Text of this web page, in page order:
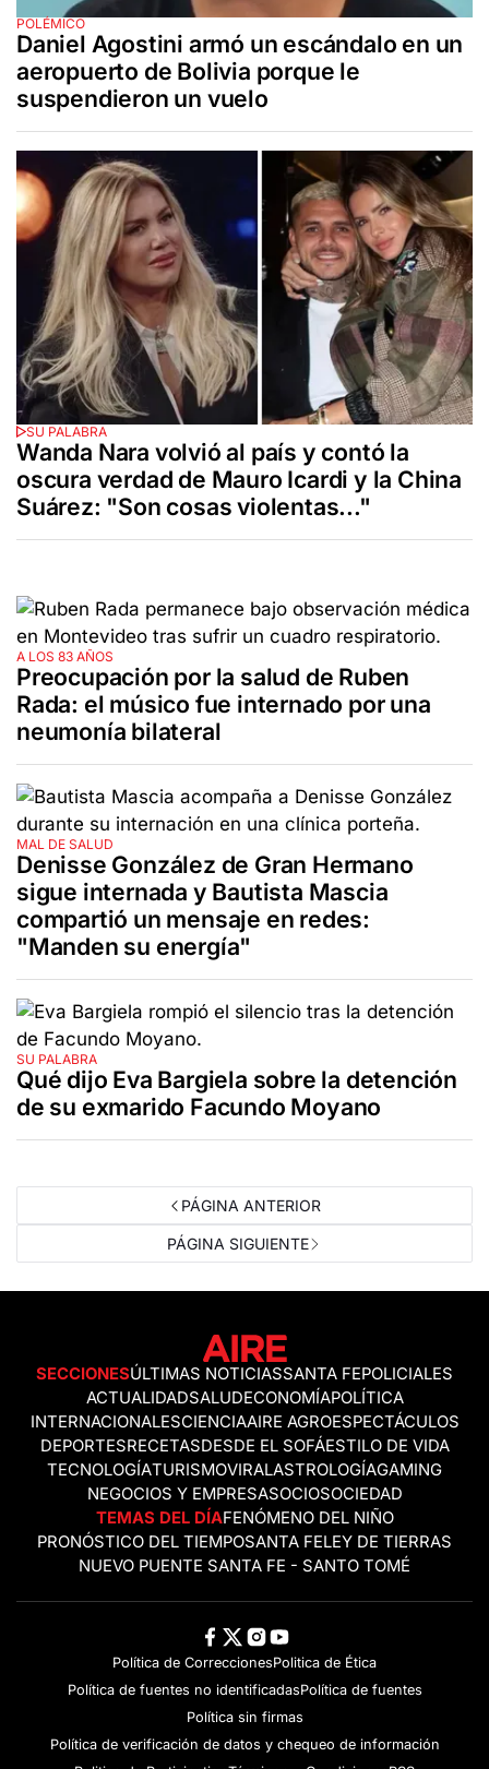
POLÉMICO
Daniel Agostini armó un escándalo en un
aeropuerto de Bolivia porque le
suspendieron un vuelo
SU PALABRA
Wanda Nara volvió al país y contó la
oscura verdad de Mauro Icardi y la China
Suárez: "Son cosas violentas..."
A LOS 83 AÑOS
Preocupación por la salud de Ruben
Rada: el músico fue internado por una
neumonía bilateral
MAL DE SALUD
Denisse González de Gran Hermano
sigue internada y Bautista Mascia
compartió un mensaje en redes:
"Manden su energía"
SU PALABRA
Qué dijo Eva Bargiela sobre la detención
de su exmarido Facundo Moyano
PÁGINA ANTERIOR
PÁGINA SIGUIENTE
SECCIONESÚLTIMAS NOTICIASSANTA FEPOLICIALES
ACTUALIDADSALUDECONOMÍAPOLÍTICA
INTERNACIONALESCIENCIAAIRE AGROESPECTÁCULOS
DEPORTESRECETASDESDE EL SOFÁESTILO DE VIDA
TECNOLOGÍATURISMOVIRALASTROLOGÍAGAMING
NEGOCIOS Y EMPRESASOCIOSOCIEDAD
TEMAS DEL DÍAFENÓMENO DEL NIÑO
PRONÓSTICO DEL TIEMPOSANTA FELEY DE TIERRAS
NUEVO PUENTE SANTA FE - SANTO TOMÉ
Política de CorreccionesPolitica de Ética
Política de fuentes no identificadasPolítica de fuentes
Política sin firmas
Política de verificación de datos y chequeo de información